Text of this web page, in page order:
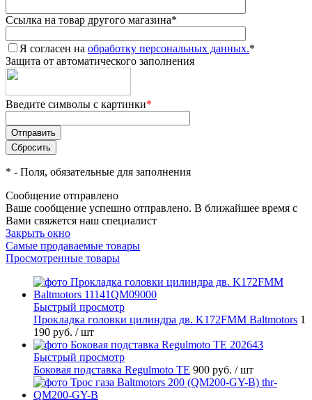
Ссылка на товар другого магазина*
Я согласен на обработку персональных данных.*
Защита от автоматического заполнения
Введите символы с картинки*
* - Поля, обязательные для заполнения
Сообщение отправлено
Ваше сообщение успешно отправлено. В ближайшее время с
Вами свяжется наш специалист
Закрыть окно
Самые продаваемые товары
Просмотренные товары
Быстрый просмотр
Прокладка головки цилиндра дв. K172FMM Baltmotors 1
190 руб. / шт
Быстрый просмотр
Боковая подставка Regulmoto TE 900 руб. / шт